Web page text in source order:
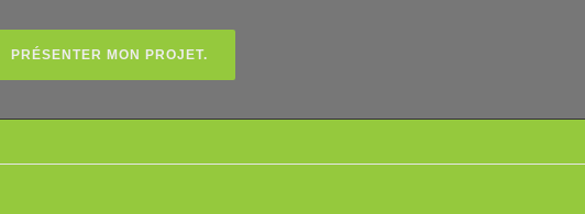
PRÉSENTER MON PROJET.